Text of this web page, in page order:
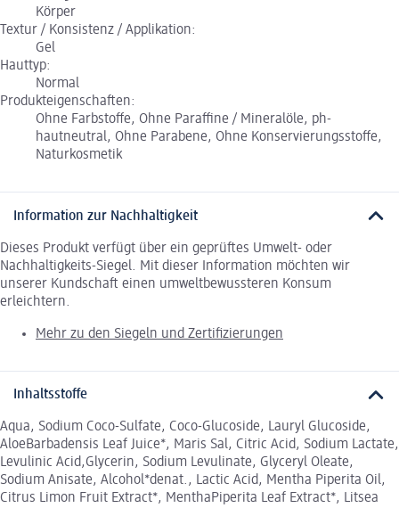
Körper
Textur / Konsistenz / Applikation:
Gel
Hauttyp:
Normal
Produkteigenschaften:
Ohne Farbstoffe, Ohne Paraffine / Mineralöle, ph-
hautneutral, Ohne Parabene, Ohne Konservierungsstoffe,
Naturkosmetik
Information zur Nachhaltigkeit
Dieses Produkt verfügt über ein geprüftes Umwelt- oder
Nachhaltigkeits-Siegel. Mit dieser Information möchten wir
unserer Kundschaft einen umweltbewussteren Konsum
erleichtern.
Mehr zu den Siegeln und Zertifizierungen
Inhaltsstoffe
Aqua, Sodium Coco-Sulfate, Coco-Glucoside, Lauryl Glucoside,
AloeBarbadensis Leaf Juice*, Maris Sal, Citric Acid, Sodium Lactate,
Levulinic Acid,Glycerin, Sodium Levulinate, Glyceryl Oleate,
Sodium Anisate, Alcohol*denat., Lactic Acid, Mentha Piperita Oil,
Citrus Limon Fruit Extract*, MenthaPiperita Leaf Extract*, Litsea